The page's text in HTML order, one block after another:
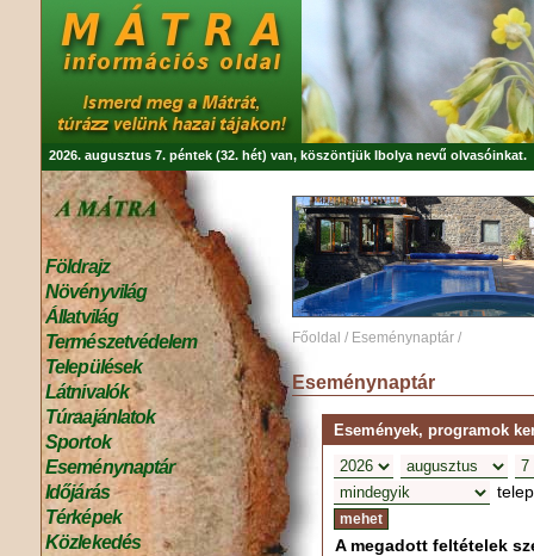
2026. augusztus 7. péntek (32. hét) van, köszöntjük Ibolya nevű olvasóinkat.
Földrajz
Növényvilág
Állatvilág
Természetvédelem
Települések
Látnivalók
Túraajánlatok
Sportok
Eseménynaptár
Időjárás
Térképek
Közlekedés
Főoldal / Eseménynaptár /
Eseménynaptár
Események, programok
A megadott feltételek